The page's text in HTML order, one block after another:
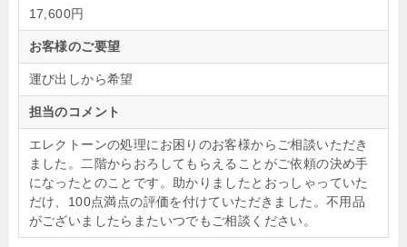
17,600円
お客様のご要望
運び出しから希望
担当のコメント
エレクトーンの処理にお困りのお客様からご相談いただき
ました。二階からおろしてもらえることがご依頼の決め手
になったとのことです。助かりましたとおっしゃっていた
だけ、100点満点の評価を付けていただきました。不用品
がございましたらまたいつでもご相談ください。